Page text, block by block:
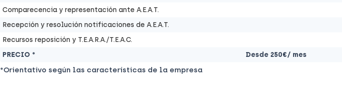
PRECIO * Desde 250€/ mes
Comparecencia y representación ante A.E.A.T.
Recepción y resolución notificaciones de A.E.A.T.
Recursos reposición y T.E.A.R.A./T.E.A.C.
*Orientativo según las características de la empresa